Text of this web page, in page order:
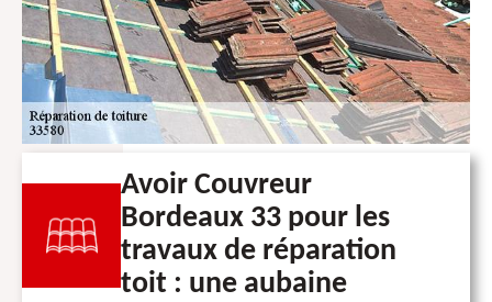
Avoir Couvreur
Bordeaux 33 pour les
travaux de réparation
toit : une aubaine